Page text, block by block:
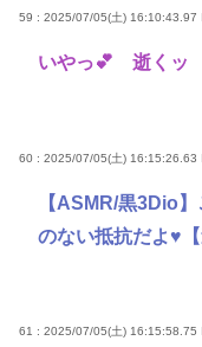
59 : 2025/07/05(土) 16:10:43.97
いやっ💕 逝く
60 : 2025/07/05(土) 16:15:26.63
【ASMR/黒3Dio
のない抵抗だよ♥【
61 : 2025/07/05(土) 16:15:58.75